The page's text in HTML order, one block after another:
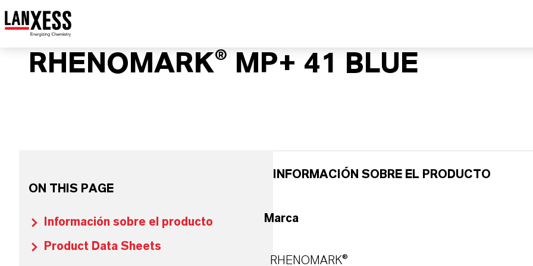
RHENOMARK® MP+ 41 BLUE
ON THIS PAGE
Información sobre el producto
Product Data Sheets
INFORMACIÓN SOBRE EL PRODUCTO
Marca
RHENOMARK®